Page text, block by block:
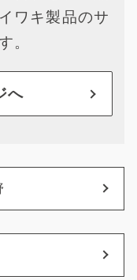
ワキ製品のサ
。
へ